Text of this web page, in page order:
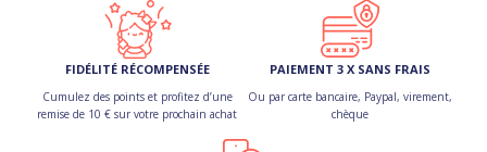
FIDÉLITÉ RÉCOMPENSÉE
Cumulez des points et profitez d’une
remise de 10 € sur votre prochain achat
PAIEMENT 3 X SANS FRAIS
Ou par carte bancaire, Paypal, virement,
chèque